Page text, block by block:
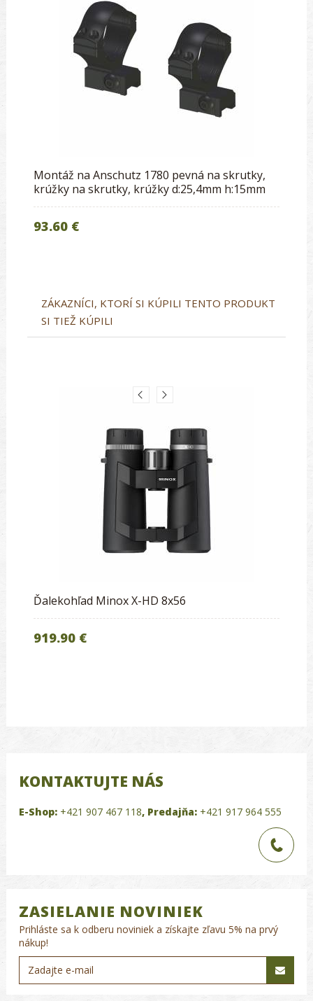
Montáž na Anschutz 1780 pevná na skrutky,
krúžky na skrutky, krúžky d:25,4mm h:15mm
93.60 €
ZÁKAZNÍCI, KTORÍ SI KÚPILI TENTO PRODUKT
SI TIEŽ KÚPILI
Ďalekohľad Minox X-HD 8x56
919.90 €
KONTAKTUJTE NÁS
E-Shop: +421 907 467 118, Predajňa: +421 917 964 555
ZASIELANIE NOVINIEK
Prihláste sa k odberu noviniek a získajte zľavu 5% na prvý
nákup!